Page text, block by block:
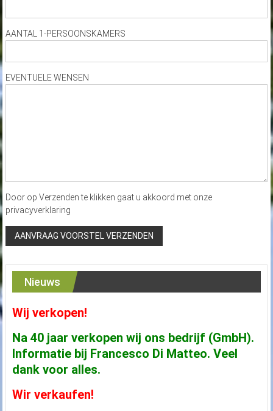
AANTAL 1-PERSOONSKAMERS
EVENTUELE WENSEN
Door op Verzenden te klikken gaat u akkoord met onze
privacyverklaring
Nieuws
Wij verkopen!
Na 40 jaar verkopen wij ons bedrijf (GmbH).
Informatie bij Francesco Di Matteo. Veel
dank voor alles.
Wir verkaufen!